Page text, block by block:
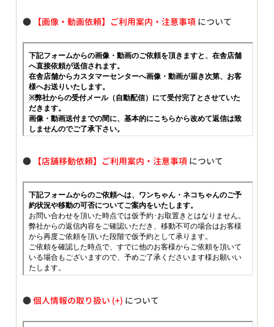
● 【画像・動画依頼】ご利用案内・注意事項 について
● 【店舗移動依頼】ご利用案内・注意事項 について
●個人情報の取り扱い について